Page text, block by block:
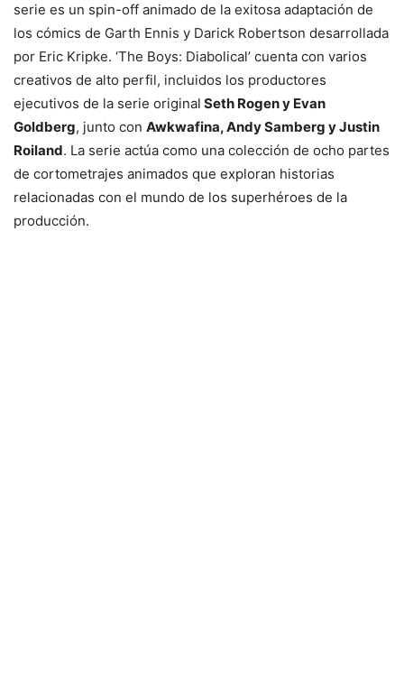
serie es un spin-off animado de la exitosa adaptación de
los cómics de Garth Ennis y Darick Robertson desarrollada
por Eric Kripke. ‘The Boys: Diabolical’ cuenta con varios
creativos de alto perfil, incluidos los productores
ejecutivos de la serie original Seth Rogen y Evan
Goldberg, junto con Awkwafina, Andy Samberg y Justin
Roiland. La serie actúa como una colección de ocho partes
de cortometrajes animados que exploran historias
relacionadas con el mundo de los superhéroes de la
producción.